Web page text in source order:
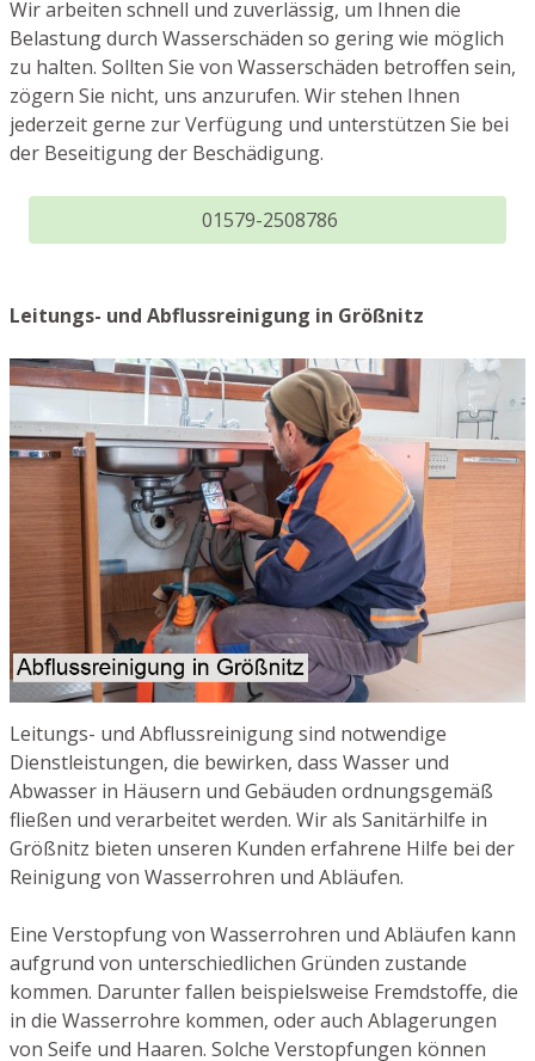
Wir arbeiten schnell und zuverlässig, um Ihnen die
Belastung durch Wasserschäden so gering wie möglich
zu halten. Sollten Sie von Wasserschäden betroffen sein,
zögern Sie nicht, uns anzurufen. Wir stehen Ihnen
jederzeit gerne zur Verfügung und unterstützen Sie bei
der Beseitigung der Beschädigung.
01579-2508786
Leitungs- und Abflussreinigung in Größnitz
Leitungs- und Abflussreinigung sind notwendige
Dienstleistungen, die bewirken, dass Wasser und
Abwasser in Häusern und Gebäuden ordnungsgemäß
fließen und verarbeitet werden. Wir als Sanitärhilfe in
Größnitz bieten unseren Kunden erfahrene Hilfe bei der
Reinigung von Wasserrohren und Abläufen.
Eine Verstopfung von Wasserrohren und Abläufen kann
aufgrund von unterschiedlichen Gründen zustande
kommen. Darunter fallen beispielsweise Fremdstoffe, die
in die Wasserrohre kommen, oder auch Ablagerungen
von Seife und Haaren. Solche Verstopfungen können